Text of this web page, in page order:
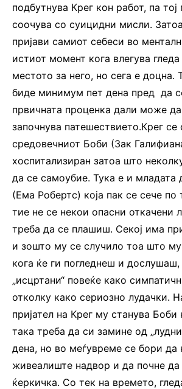
подбутнува Крег кон работ, па
соочува со суицидни мисли.
пријави самиот себеси во
истиот момент кога влегува
местото за него, но сега е доцна.
биде минимум пет дена пред да
првичната проценка дали може
започнува патешествието.Крег се
средовечниот Боби (Зак
хоспитализиран затоа што
да се самоубие. Тука е и младата
(Ема Робертс) која пак се сече по
тие не се некои опасни откачени
треба да се плашиш. Секој има
и зошто му се случило тоа што
кога ќе ги погледнеш и дослушаш,
„исцртани“ повеќе како
отколку како сериозно лудачки.
пријател на Крег му станува Боби
така треба да си замине од
дена, но во меѓувреме се бори да
живеалиште надвор и да почне да
ќеркичка. Со тек на времето,